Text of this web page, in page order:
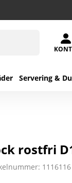
Servering &
rostfri
1116116